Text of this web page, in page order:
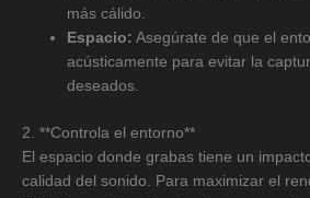
más cálido.
Espacio: Asegúrate de que el
acústicamente para evitar la
deseados.
2. **Controla el entorno**
El espacio donde grabas tiene un
calidad del sonido. Para maximizar el